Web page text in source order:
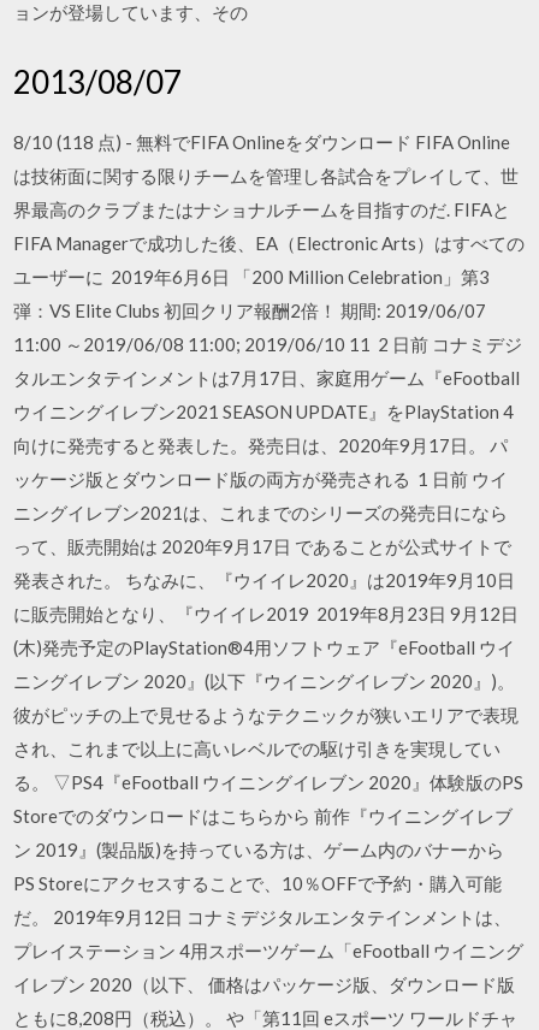
ョンが登場しています、その
2013/08/07
8/10 (118 点) - 無料でFIFA Onlineをダウンロード FIFA Online
は技術面に関する限りチームを管理し各試合をプレイして、世
界最高のクラブまたはナショナルチームを目指すのだ. FIFAと
FIFA Managerで成功した後、EA（Electronic Arts）はすべての
ユーザーに 2019年6月6日 「200 Million Celebration」第3
弾：VS Elite Clubs 初回クリア報酬2倍！ 期間: 2019/06/07
11:00 ～2019/06/08 11:00; 2019/06/10 11 2 日前 コナミデジ
タルエンタテインメントは7月17日、家庭用ゲーム『eFootball
ウイニングイレブン2021 SEASON UPDATE』をPlayStation 4
向けに発売すると発表した。発売日は、2020年9月17日。 パ
ッケージ版とダウンロード版の両方が発売される 1 日前 ウイ
ニングイレブン2021は、これまでのシリーズの発売日になら
って、販売開始は 2020年9月17日 であることが公式サイトで
発表された。 ちなみに、『ウイイレ2020』は2019年9月10日
に販売開始となり、『ウイイレ2019 2019年8月23日 9月12日
(木)発売予定のPlayStation®4用ソフトウェア『eFootball ウイ
ニングイレブン 2020』(以下『ウイニングイレブン 2020』)。
彼がピッチの上で見せるようなテクニックが狭いエリアで表現
され、これまで以上に高いレベルでの駆け引きを実現してい
る。 ▽PS4『eFootball ウイニングイレブン 2020』体験版のPS
Storeでのダウンロードはこちらから 前作『ウイニングイレブ
ン 2019』(製品版)を持っている方は、ゲーム内のバナーから
PS Storeにアクセスすることで、10％OFFで予約・購入可能
だ。 2019年9月12日 コナミデジタルエンタテインメントは、
プレイステーション 4用スポーツゲーム「eFootball ウイニング
イレブン 2020（以下、 価格はパッケージ版、ダウンロード版
ともに8,208円（税込）。 や「第11回 eスポーツ ワールドチャ